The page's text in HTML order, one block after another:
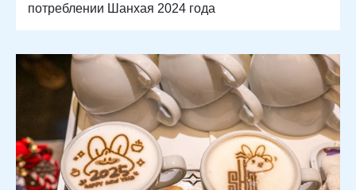
потреблении Шанхая 2024 года